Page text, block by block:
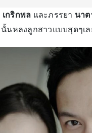
กริกพล และภรรยา นาต
นหลงลูกสาวแบบสุดๆเ